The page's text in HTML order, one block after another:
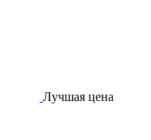
Лучшая цена